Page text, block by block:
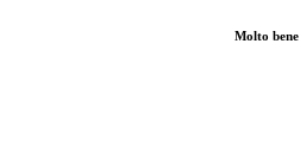
Molto bene